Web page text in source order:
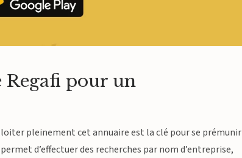
Regafi pour un
pleinement cet annuaire est la clé pour se prémunir
d’effectuer des recherches par nom d’entreprise,